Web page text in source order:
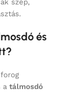
szép,
és
a tálmosdó